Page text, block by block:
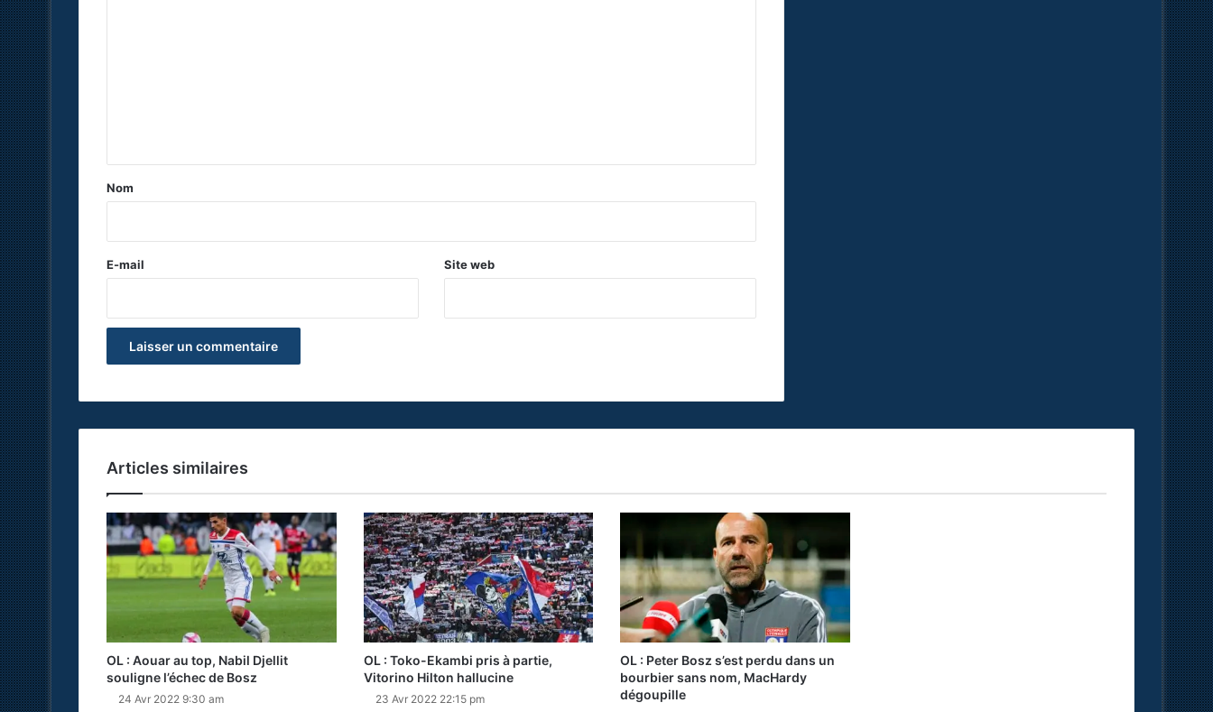
a
e
Nom
E-mail Site web
Articles similaires
OL : Aouar au top, Nabil Djellit
souligne l’échec de Bosz
24 Avr 2022 9:30 am
OL : Toko-Ekambi pris à partie,
Vitorino Hilton hallucine
23 Avr 2022 22:15 pm
OL : Peter Bosz s’est perdu dans un
bourbier sans nom, MacHardy
dégoupille